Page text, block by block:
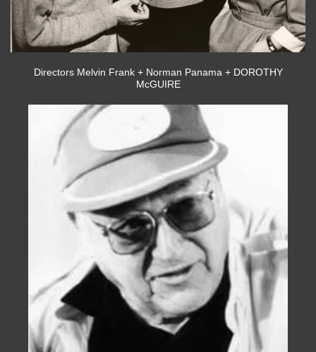
Directors Melvin Frank + Norman Panama + DOROTHY
McGUIRE